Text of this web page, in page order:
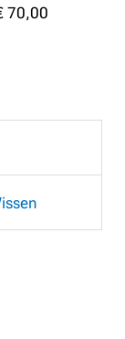
70,00